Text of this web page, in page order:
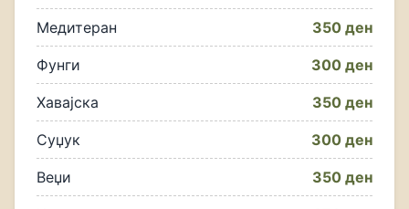
Медитеран 350 ден
Фунги 300 ден
Хавајска 350 ден
Суџук 300 ден
Веџи 350 ден